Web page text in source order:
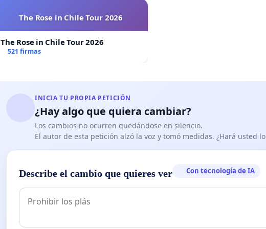
The Rose in Chile Tour 2026
The Rose in Chile Tour 2026
521 firmas
INICIA TU PROPIA PETICIÓN
¿Hay algo que quiera cambiar?
Los cambios no ocurren quedándose en silencio.
El autor de esta petición alzó la voz y tomó medidas. ¿Hará usted
Describe el cambio que quieres ver Con tecnología de IA